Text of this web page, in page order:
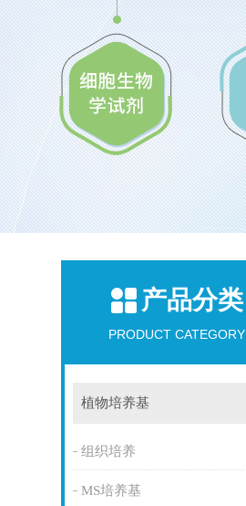
产品分类
PRODUCT CATEGORY
植物培养基
组织培养
MS培养基